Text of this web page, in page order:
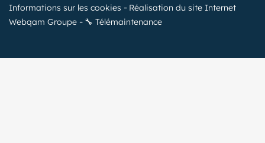
Informations sur les cookies
Réalisation du site Internet
Webqam Groupe
🔧 Télémaintenance